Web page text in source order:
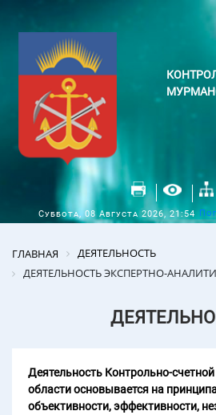
Суббота, 08 Августа 2026, 21:54
ГЛАВНАЯ
ДЕЯТЕЛЬНОСТЬ
ДЕЯТЕЛЬНОСТЬ ЭКСПЕРТНО-
Деятельность Контрольно-
области основывается на
объективности, эффективности,